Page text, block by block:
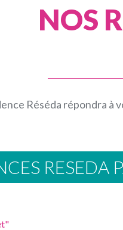
NOS
Réséda répondra à